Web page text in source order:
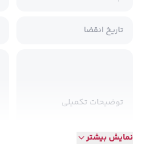
تاریخ انقضا
توضیحات تکمیلی
نمایش بیشتر